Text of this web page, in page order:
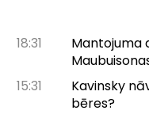
18:31
Mantojuma
15:31
Kavinsky
bēres?